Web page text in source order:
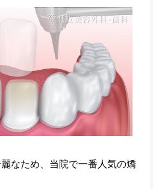
なため、当院で一番人気の矯